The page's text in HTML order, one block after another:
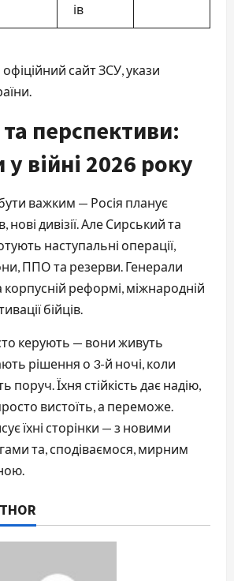
ів
сайт ЗСУ, укази
перспективи:
війні 2026 року
важким — Росія планує
дивізії. Але Сирський та
наступальні операції,
ППО та резерви. Генерали
реформі, міжнародній
бійців.
керують — вони живуть
рішення о 3-й ночі, коли
поруч. Їхня стійкість дає надію,
вистоїть, а переможе.
їхні сторінки — з новими
та, сподіваємося, мирним